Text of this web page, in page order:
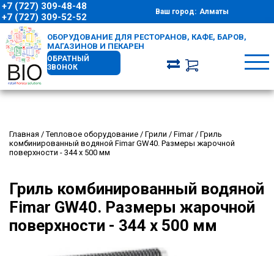
+7 (727) 309-48-48
+7 (727) 309-52-52
Ваш город: Алматы
ОБОРУДОВАНИЕ ДЛЯ РЕСТОРАНОВ, КАФЕ, БАРОВ,
МАГАЗИНОВ И ПЕКАРЕН
ОБРАТНЫЙ
ЗВОНОК
Главная /Тепловое оборудование / Грили / Fimar / Гриль
комбинированный водяной Fimar GW40. Размеры жарочной
поверхности - 344 x 500 мм
Гриль комбинированный водяной
Fimar GW40. Размеры жарочной
поверхности - 344 x 500 мм